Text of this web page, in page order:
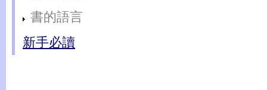
書的語言
新手必讀